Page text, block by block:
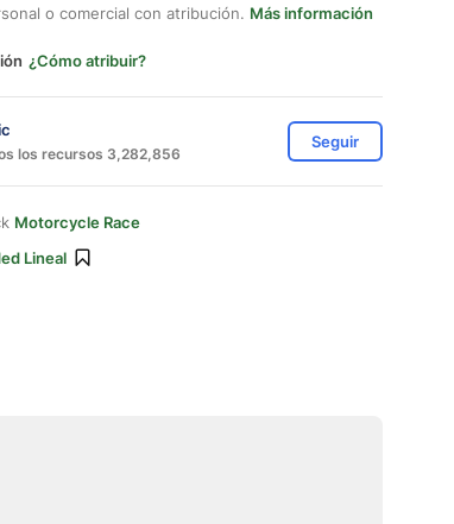
o comercial con atribución. Más información
¿Cómo atribuir?
los recursos 3,282,856
Seguir
Motorcycle Race
Lineal